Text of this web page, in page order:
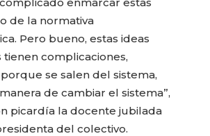
de la normativa
Pero bueno, estas ideas
tienen complicaciones,
se salen del sistema,
de cambiar el sistema”,
picardía la docente jubilada
del colectivo.